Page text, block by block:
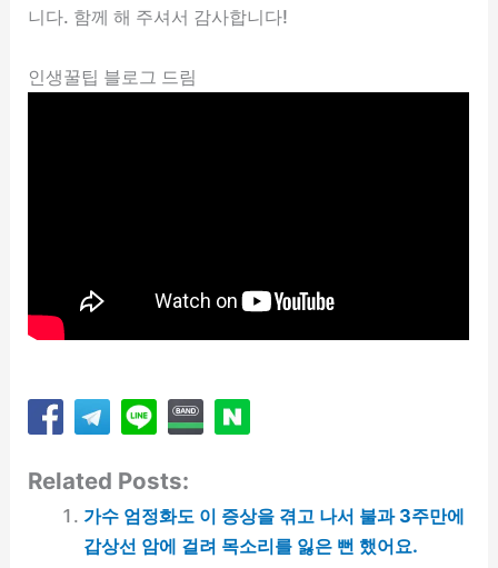
니다. 함께 해 주셔서 감사합니다!
인생꿀팁 블로그 드림
Related Posts:
가수 엄정화도 이 증상을 겪고 나서 불과 3주만에
갑상선 암에 걸려 목소리를 잃은 뻔 했어요.